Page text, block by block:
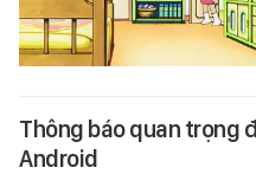
Thông báo quan trọng
Android